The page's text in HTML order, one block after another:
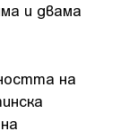
и двама
на